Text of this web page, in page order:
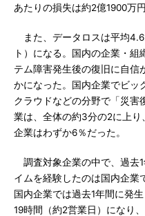
あたりの損失は約2億1900万円
また、データロスは平均
ト）になる。国内の企業・組
テム障害発生後の復旧に自信
かになった。国内企業でビッ
クラウドなどの分野で「災害
業は、全体の約3分の2に上
企業はわずか6％だった。
調査対象企業の中で、過去
イムを経験したのは国内企業
国内企業では過去1年間に発
19時間（約2営業日）になり